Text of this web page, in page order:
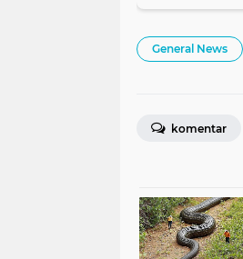
General News
komentar